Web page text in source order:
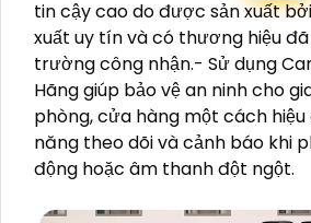
tin cậy cao do được sản xuất
xuất uy tín và có thương hiệu
trường công nhận.- Sử dụng
Hãng giúp bảo vệ an ninh cho
phòng, cửa hàng một cách
năng theo dõi và cảnh báo khi
động hoặc âm thanh đột ngột.